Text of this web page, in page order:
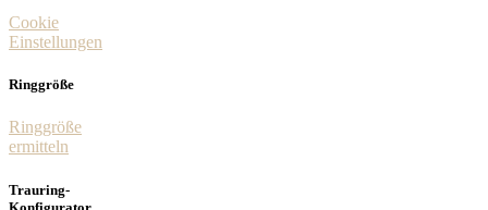
Cookie
Einstellungen
Ringgröße
Ringgröße
ermitteln
Trauring-